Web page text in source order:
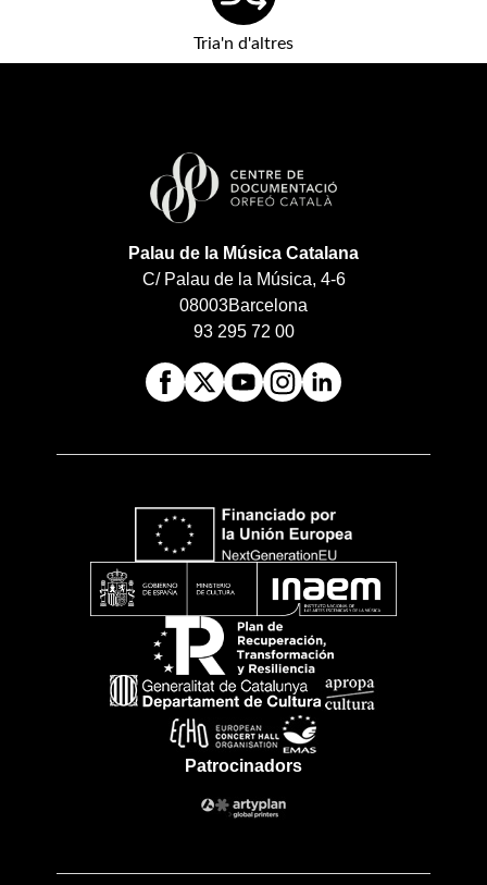
Tria'n d'altres
Palau de la Música Catalana
C/ Palau de la Música, 4-6
08003Barcelona
93 295 72 00
Patrocinadors